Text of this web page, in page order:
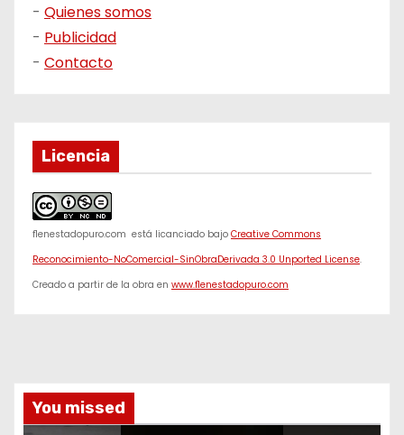
- Quienes somos
- Publicidad
- Contacto
Licencia
f1enestadopuro.com está licanciado bajo Creative Commons
Reconocimiento-NoComercial-SinObraDerivada 3.0 Unported License.
Creado a partir de la obra en www.f1enestadopuro.com
You missed